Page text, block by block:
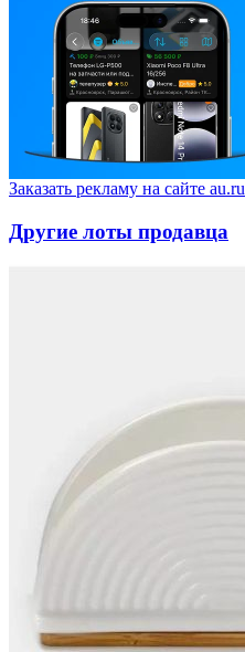
Заказать рекламу на сайте au.ru
Другие лоты продавца